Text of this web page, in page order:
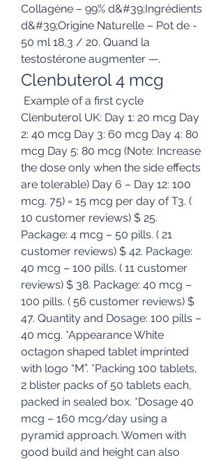
Collagène – 99% d&#39;Ingrédients
d&#39;Origine Naturelle – Pot de -
50 ml 18,3 / 20. Quand la
testostérone augmenter —.
Clenbuterol 4 mcg
Clenbuterol UK: Day 1: 20 mcg Day
2: 40 mcg Day 3: 60 mcg Day 4: 80
mcg Day 5: 80 mcg (Note: Increase
the dose only when the side effects
are tolerable) Day 6 – Day 12: 100
mcg. 75) = 15 mcg per day of T3. (
10 customer reviews) $ 25.
Package: 4 mcg – 50 pills. ( 21
customer reviews) $ 42. Package:
40 mcg – 100 pills. ( 11 customer
reviews) $ 38. Package: 40 mcg –
100 pills. ( 56 customer reviews) $
47. Quantity and Dosage: 100 pills –
40 mcg. *Appearance White
octagon shaped tablet imprinted
with logo “M”. *Packing 100 tablets,
2 blister packs of 50 tablets each,
packed in sealed box. *Dosage 40
mcg – 160 mcg/day using a
pyramid approach. Women with
good build and height can also